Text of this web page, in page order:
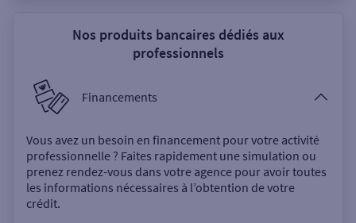
Nos produits bancaires dédiés aux
professionnels
Financements
Vous avez un besoin en financement pour votre activité
professionnelle ? Faites rapidement une simulation ou
prenez rendez-vous dans votre agence pour avoir toutes
les informations nécessaires à l’obtention de votre
crédit.